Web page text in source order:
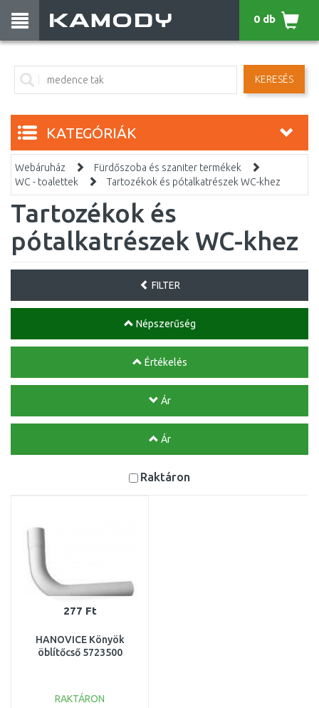
KERESÉS
0 db
KATEGÓRIÁK
Webáruház
Fürdőszoba és szaniter termékek
WC - toalettek
Tartozékok és pótalkatrészek WC-khez
Tartozékok és
pótalkatrészek WC-khez
FILTER
Népszerűség
Értékelés
Ár
Ár
Raktáron
277 Ft
HANOVICE Könyök
öblítőcső 5723500
RAKTÁRON